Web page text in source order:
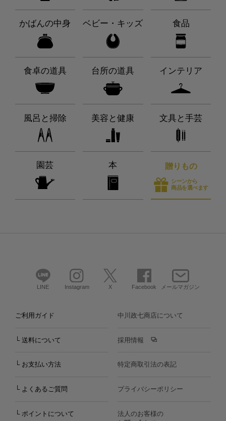
かばんの中身 ベビー・キッズ 食品
食卓の道具 台所の道具 インテリア
風呂と掃除 美容と健康 文具と手芸
園芸 本 贈りもの
シーンから
商品を選べます
LINE Instagram X Facebook メールマガジン
ご利用ガイド
└ 送料について
└ お支払い方法
└ よくあるご質問
└ ポイントについて
中川政七商店について
採用情報
特定商取引法の表記
プライバシーポリシー
法人のお客様の